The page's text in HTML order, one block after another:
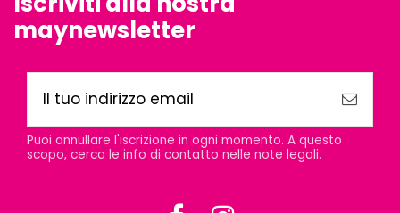
maynewsletter
Puoi annullare l'iscrizione in ogni momento. A questo
scopo, cerca le info di contatto nelle note legali.